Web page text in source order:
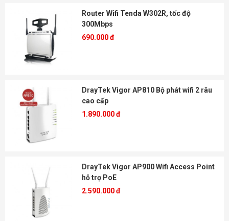
Router Wifi Tenda W302R, tốc độ
300Mbps
690.000 đ
DrayTek Vigor AP810 Bộ phát wifi 2 râu
cao cấp
1.890.000 đ
DrayTek Vigor AP900 Wifi Access Point
hỗ trợ PoE
2.590.000 đ